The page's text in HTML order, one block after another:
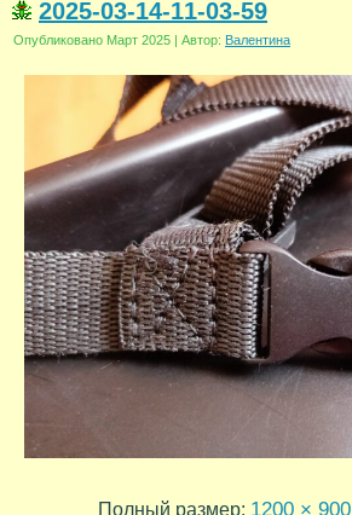
2025-03-14-11-03-59
Опубликовано Март 2025 | Автор: Валентина
Полный размер: 1200 × 900